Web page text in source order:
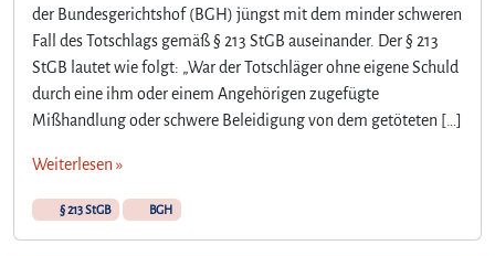
der Bundesgerichtshof (BGH) jüngst mit dem minder schweren
Fall des Totschlags gemäß § 213 StGB auseinander. Der § 213
StGB lautet wie folgt: „War der Totschläger ohne eigene Schuld
durch eine ihm oder einem Angehörigen zugefügte
Mißhandlung oder schwere Beleidigung von dem getöteten […]
Weiterlesen »
§ 213 StGB BGH